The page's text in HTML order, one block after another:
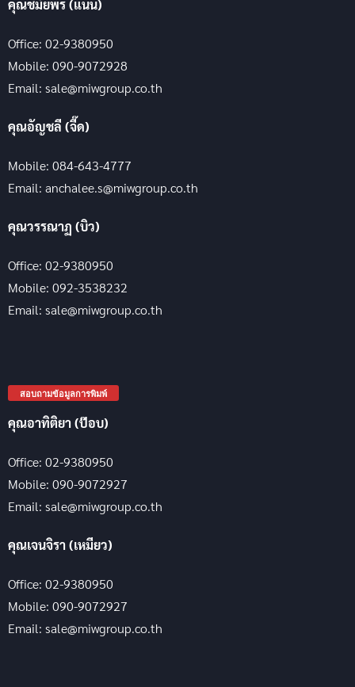
คุณชมัยพร (แนน)
Office: 02-9380950
Mobile: 090-9072928
Email: sale@miwgroup.co.th
คุณอัญชลี (จี๊ด)
Mobile: 084-643-4777
Email: anchalee.s@miwgroup.co.th
คุณวรรณาฏ (บิว)
Office: 02-9380950
Mobile: 092-3538232
Email: sale@miwgroup.co.th
สอบถามข้อมูลการพิมพ์
คุณอาทิติยา (ป๊อบ)
Office: 02-9380950
Mobile: 090-9072927
Email: sale@miwgroup.co.th
คุณเจนจิรา (เหมียว)
Office: 02-9380950
Mobile: 090-9072927
Email: sale@miwgroup.co.th